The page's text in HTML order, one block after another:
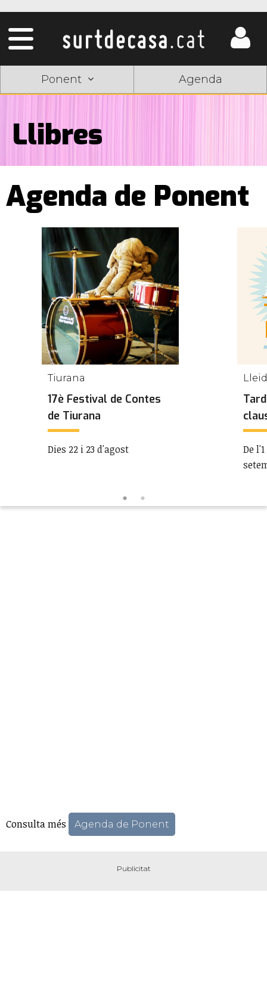
Ponent Agenda
Llibres
Agenda de Ponent
Tiurana
17è Festival de Contes
de Tiurana
Dies 22 i 23 d'agost
De
Consulta més Agenda de Ponent